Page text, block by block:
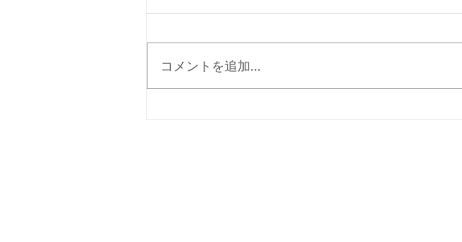
コメントを追加…